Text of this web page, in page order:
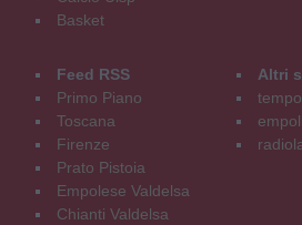
Basket
Feed RSS
Primo Piano
Toscana
Firenze
Prato Pistoia
Empolese Valdelsa
Chianti Valdelsa
Altri